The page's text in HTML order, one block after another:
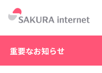
重要なお知らせ